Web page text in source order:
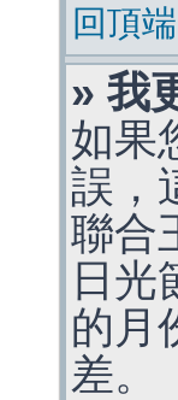
回頂端
» 我
如果
誤，
聯合
日光
的月
差。